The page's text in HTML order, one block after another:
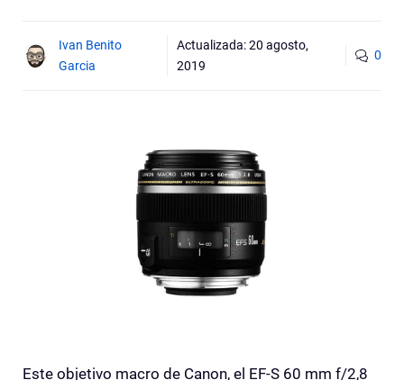
Ivan Benito
Garcia
Actualizada:20 agosto,
2019
0
Este objetivo macro de Canon, el EF-S 60 mm f/2,8